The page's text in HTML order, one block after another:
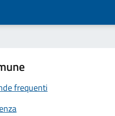
frequenti